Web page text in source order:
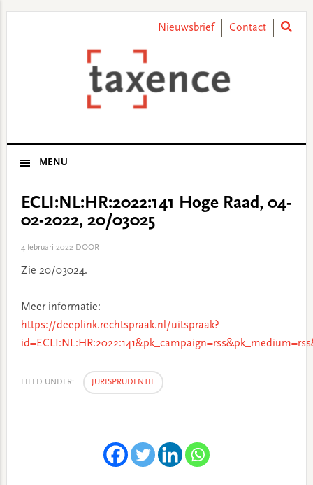
Nieuwsbrief Contact
MENU
ECLI:NL:HR:2022:141 Hoge Raad, 04-
02-2022, 20/03025
4 februari 2022DOOR
Zie 20/03024.
Meer informatie:
https://deeplink.rechtspraak.nl/uitspraak?
FILED UNDER: JURISPRUDENTIE